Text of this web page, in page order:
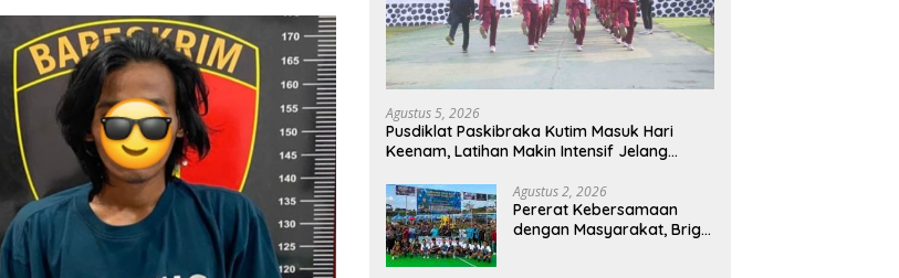
Agustus 5, 2026
Pusdiklat Paskibraka Kutim Masuk Hari
Keenam, Latihan Makin Intensif Jelang
Agustus 2, 2026
Pererat Kebersamaan
dengan Masyarakat, Brigif